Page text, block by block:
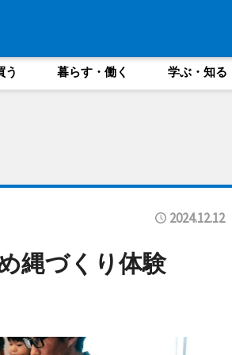
う 暮らす・働く 学ぶ・知る
2024.12.12
縄づくり体験